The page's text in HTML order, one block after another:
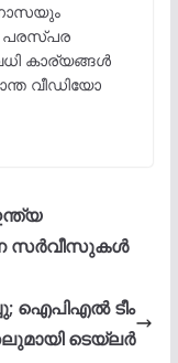
പരസ്പര
കാര്യങ്ങൾ
വീഡിയോ
സർവീസുകൾ
ഐപിഎല്‍ ടീം
ടെയ്‌ലര്‍